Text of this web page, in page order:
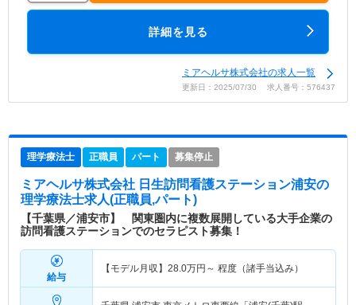
詳細を見る
ミアヘルサ株式会社の求人一覧
更新日：2025/07/30 求人番号：576437
理学療法士 正職員 パート 募集停止
ミアヘルサ株式会社 日生訪問看護ステーション浦安の
理学療法士求人(正職員,パート)
【千葉県／浦安市】 関東圏内に複数展開している大手企業の
訪問看護ステーションでのセラピスト募集！
給与
【モデル月収】 28.0万円～ 程度（諸手当込み）